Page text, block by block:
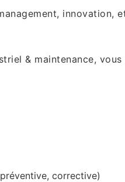
innovation,
& maintenance,
corrective)